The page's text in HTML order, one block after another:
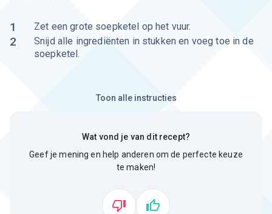
1 Zet een grote soepketel op het vuur.
2
Snijd alle ingrediënten in stukken en voeg toe in de
soepketel.
Toon alle instructies
Wat vond je van dit recept?
Geef je mening en help anderen om de perfecte keuze
te maken!